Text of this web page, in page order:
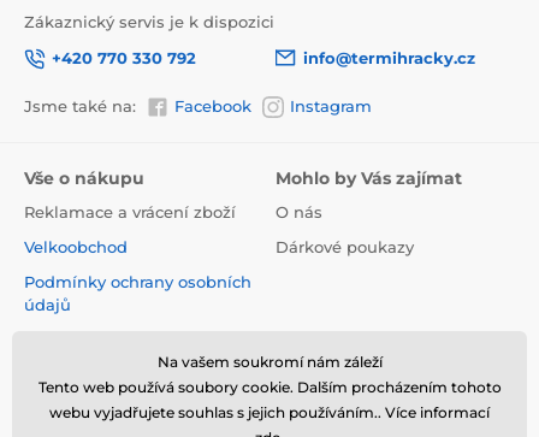
Zákaznický servis je k dispozici
+420 770 330 792
info@termihracky.cz
Jsme také na: Facebook Instagram
Vše o nákupu
Reklamace a vrácení zboží
Velkoobchod
Podmínky ochrany osobních
údajů
cookies
Mohlo by Vás zajímat
O nás
Dárkové poukazy
Na vašem soukromí nám záleží
Tento web používá soubory cookie. Dalším procházením tohoto
webu vyjadřujete souhlas s jejich používáním.. Více informací